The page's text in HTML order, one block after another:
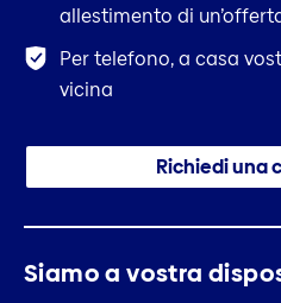
allestimento di
Per telefono, a casa
vicina
Richiedi una
Siamo a vostra